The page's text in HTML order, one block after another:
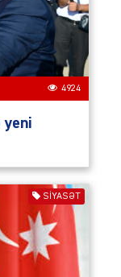
4924
SIYASƏT